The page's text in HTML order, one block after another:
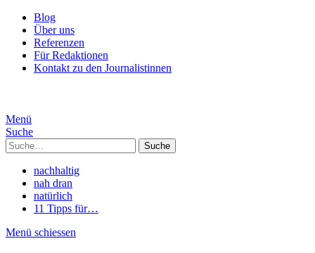
Blog
Über uns
Referenzen
Für Redaktionen
Kontakt zu den Journalistinnen
Menü
Suche
Suche
nachhaltig
nah dran
natürlich
11 Tipps für…
Menü schiessen